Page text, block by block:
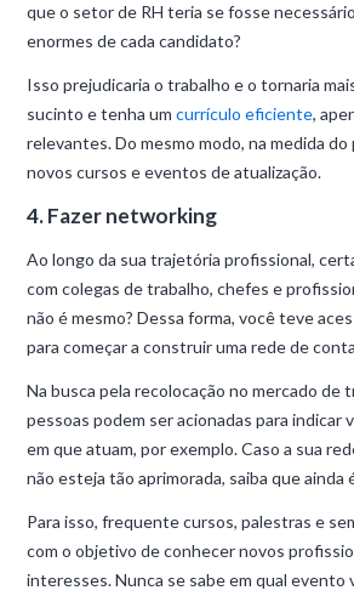
que o setor de RH teria se fosse
enormes de cada candidato?
Isso prejudicaria o trabalho e o tornaria
sucinto e tenha umcurrículo eficiente,
relevantes. Do mesmo modo, na medida
novos cursos e eventos de atualização.
4. Fazer networking
Ao longo da sua trajetória profissional,
com colegas de trabalho, chefes e
não é mesmo? Dessa forma, você teve
para começar a construir uma rede de
Na busca pela recolocação no mercado de
pessoas podem ser acionadas para indicar
em que atuam, por exemplo. Caso a sua
não esteja tão aprimorada, saiba que ainda
Para isso, frequente cursos, palestras e
com o objetivo de conhecer novos
interesses. Nunca se sabe em qual evento